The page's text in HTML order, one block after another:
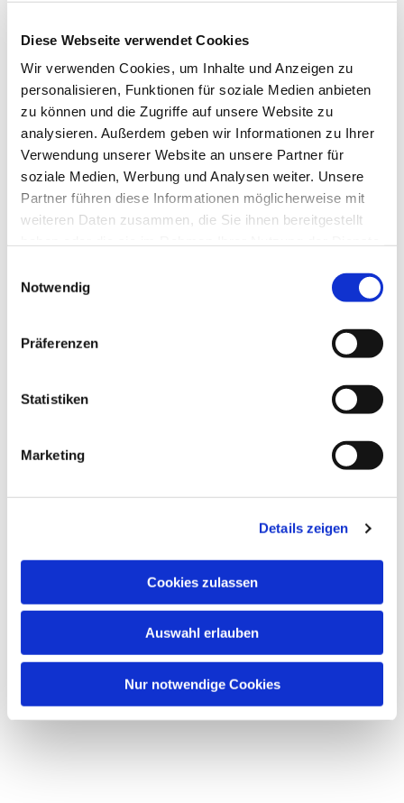
Diese Webseite verwendet Cookies
Wir verwenden Cookies, um Inhalte und Anzeigen zu
personalisieren, Funktionen für soziale Medien anbieten
zu können und die Zugriffe auf unsere Website zu
analysieren. Außerdem geben wir Informationen zu Ihrer
Verwendung unserer Website an unsere Partner für
soziale Medien, Werbung und Analysen weiter. Unsere
Partner führen diese Informationen möglicherweise mit
weiteren Daten zusammen, die Sie ihnen bereitgestellt
Notwendig
Präferenzen
Statistiken
Marketing
Details zeigen
Cookies zulassen
Auswahl erlauben
Nur notwendige Cookies
Dies könnte Sie auch